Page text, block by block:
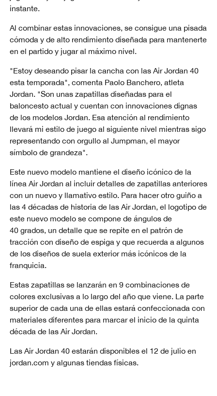
instante.
Al combinar estas innovaciones, se consigue una pisada
cómoda y de alto rendimiento diseñada para mantenerte
en el partido y jugar al máximo nivel.
"Estoy deseando pisar la cancha con las Air Jordan 40
esta temporada", comenta Paolo Banchero, atleta
Jordan. "Son unas zapatillas diseñadas para el
baloncesto actual y cuentan con innovaciones dignas
de los modelos Jordan. Esa atención al rendimiento
llevará mi estilo de juego al siguiente nivel mientras sigo
representando con orgullo al Jumpman, el mayor
símbolo de grandeza".
Este nuevo modelo mantiene el diseño icónico de la
línea Air Jordan al incluir detalles de zapatillas anteriores
con un nuevo y llamativo estilo. Para hacer otro guiño a
las 4 décadas de historia de las Air Jordan, el logotipo de
este nuevo modelo se compone de ángulos de
40 grados, un detalle que se repite en el patrón de
tracción con diseño de espiga y que recuerda a algunos
de los diseños de suela exterior más icónicos de la
franquicia.
Estas zapatillas se lanzarán en 9 combinaciones de
colores exclusivas a lo largo del año que viene. La parte
superior de cada una de ellas estará confeccionada con
materiales diferentes para marcar el inicio de la quinta
década de las Air Jordan.
Las Air Jordan 40 estarán disponibles el 12 de julio en
jordan.com y algunas tiendas físicas.